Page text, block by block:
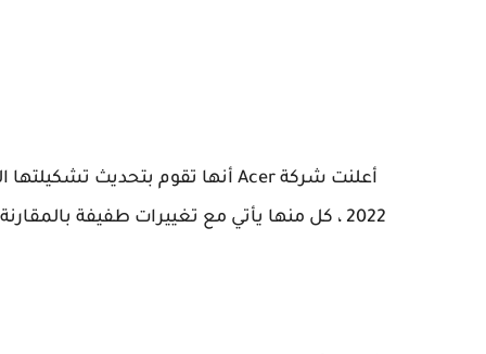
2022 ، كل منها يأتي مع تغييرات طفيفة بالمقارنة مع سابقاتها.